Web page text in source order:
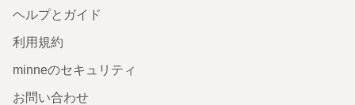
ヘルプとガイド
利用規約
minneのセキュリティ
お問い合わせ